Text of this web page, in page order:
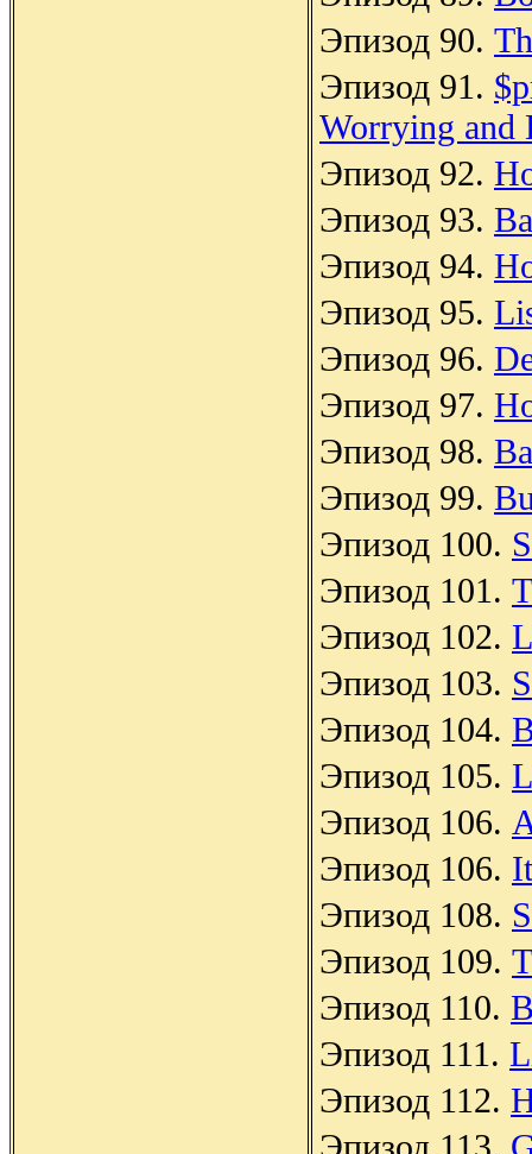
Эпизод 90.
Эпизод 91.
Worrying and
Эпизод 92.
Эпизод 93.
Эпизод 94.
Эпизод 95.
Эпизод 96.
Эпизод 97.
Эпизод 98.
Эпизод 99.
Эпизод 100.
Эпизод 101.
Эпизод 102.
Эпизод 103.
Эпизод 104.
Эпизод 105.
Эпизод 106.
Эпизод 106.
Эпизод 108.
Эпизод 109.
Эпизод 110.
Эпизод 111.
Эпизод 112.